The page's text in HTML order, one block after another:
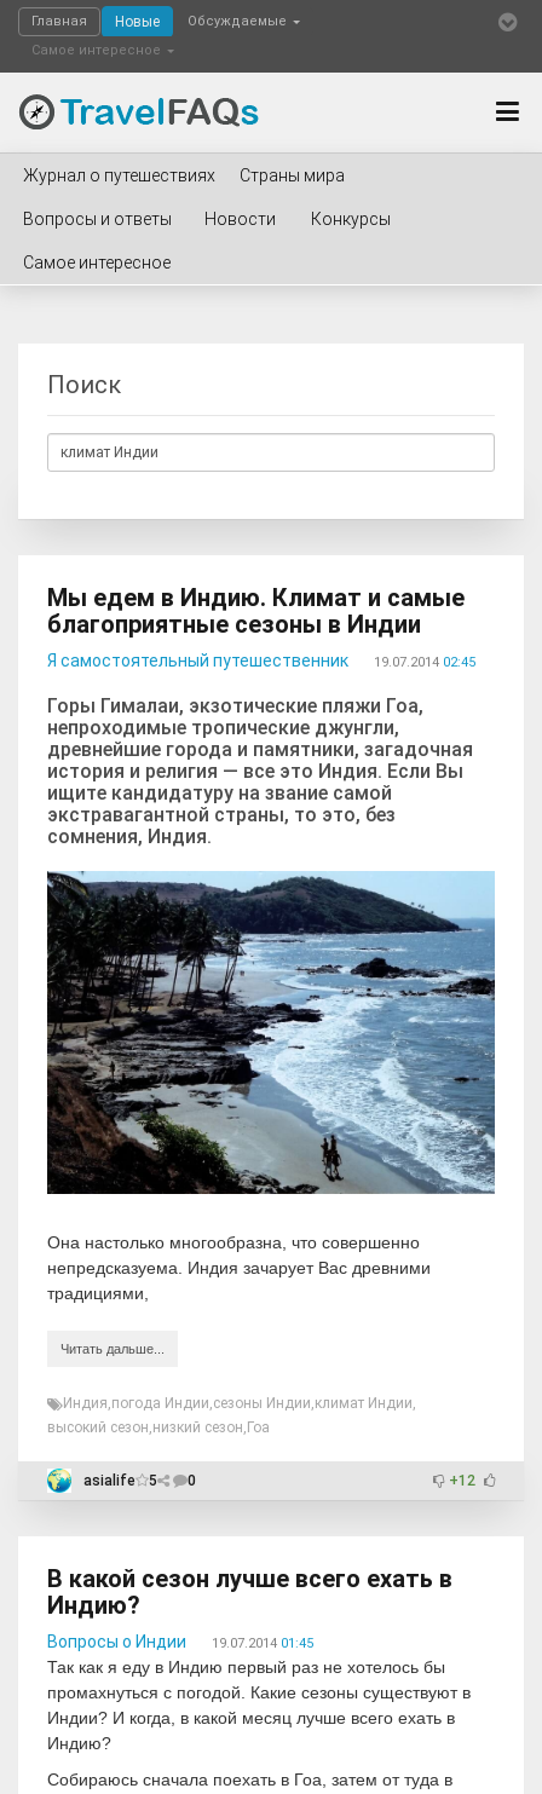
Главная Новые
Обсуждаемые
Самое интересное
Журнал о путешествиях Страны мира
Вопросы и ответы Новости Конкурсы
Самое интересное
Поиск
Мы едем в Индию. Климат и самые
благоприятные сезоны в Индии
Я самостоятельный путешественник 19.07.2014 02:45
Горы Гималаи, экзотические пляжи Гоа,
непроходимые тропические джунгли,
древнейшие города и памятники, загадочная
история и религия — все это Индия. Если Вы
ищите кандидатуру на звание самой
экстравагантной страны, то это, без
сомнения, Индия.
Она настолько многообразна, что совершенно
непредсказуема. Индия зачарует Вас древними
традициями,
Читать дальше...
Индия,погода Индии,сезоны Индии,климат Индии,
высокий сезон,низкий сезон, Гоа
asialife 5 0 +12
В какой сезон лучше всего ехать в
Индию?
Вопросы о Индии 19.07.2014 01:45
Так как я еду в Индию первый раз не хотелось бы
промахнуться с погодой. Какие сезоны существуют в
Индии? И когда, в какой месяц лучше всего ехать в
Индию?
Собираюсь сначала поехать в Гоа, затем от туда в